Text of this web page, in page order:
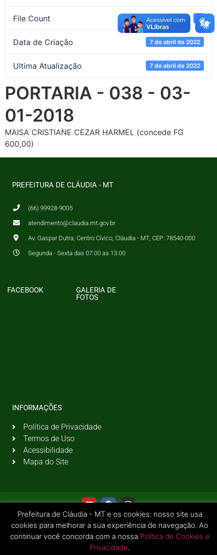
File Count 1
Data de Criação 7 de abril de 2022
Ultima Atualização 7 de abril de 2022
PORTARIA - 038 - 03-
01-2018
MAISA CRISTIANE CEZAR HARMEL (concede FG
600,00)
PREFEITURA DE CLÁUDIA - MT
(66) 99928-9005
atendimento@claudia.mt.gov.br
Av. Gaspar Dutra, Centro Cívico, Cláudia - MT, CEP: 78540-000
Segunda - Sexta das 07:00 as 13:00
FACEBOOK
GALERIA DE
FOTOS
INFORMAÇÕES
Política de Privacidade
Termos de Uso
Acessibilidade
Mapa do Site
Prefeitura de Cláudia - MT e os cookies: nosso site usa
cookies para melhorar a sua experiência de navegação. Ao
continuar você concorda com a nossa Política de Cookies e
Privacidade.